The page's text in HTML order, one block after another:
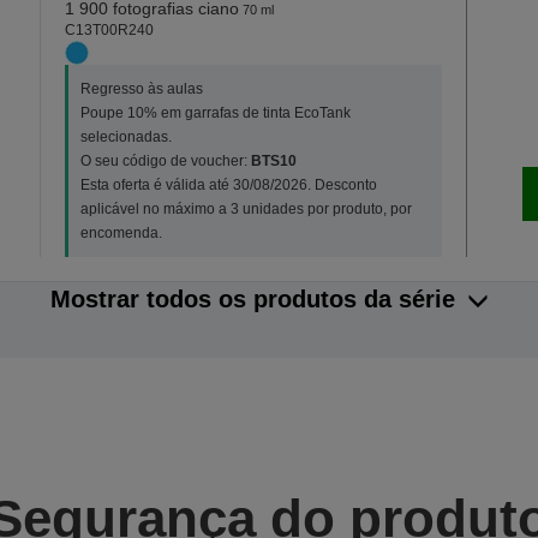
1 900 fotografias ciano 70 ml
C13T00R240
Regresso às aulas
Poupe 10% em garrafas de tinta EcoTank
selecionadas.
O seu código de voucher: BTS10
Esta oferta é válida até 30/08/2026. Desconto
aplicável no máximo a 3 unidades por produto, por
encomenda.
Mostrar todos os produtos da série
do